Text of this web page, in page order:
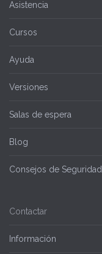
Asistencia
Cursos
Ayuda
Versiones
Salas de espera
Blog
Consejos de Seguridad
Contactar
Información